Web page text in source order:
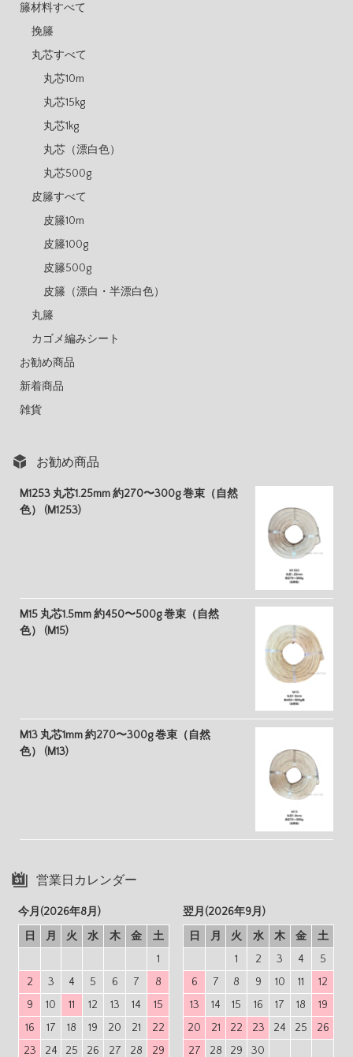
籐材料すべて
挽籐
丸芯すべて
丸芯10m
丸芯15kg
丸芯1kg
丸芯（漂白色）
丸芯500g
皮籐すべて
皮籐10m
皮籐100g
皮籐500g
皮籐（漂白・半漂白色）
丸籐
カゴメ編みシート
お勧め商品
新着商品
雑貨
お勧め商品
M1253 丸芯1.25mm 約270〜300g 巻束（自然
色） (M1253)
M15 丸芯1.5mm 約450〜500g 巻束（自然
色） (M15)
M13 丸芯1mm 約270〜300g 巻束（自然
色） (M13)
営業日カレンダー
今月(2026年8月)
日
月 火 水 木 金
土
1
2
3 4 5 6 7
8
9
10 11 12 13 14
15
16
17 18 19 20 21
22
23
24 25 26 27 28 29
翌月(2026年9月)
日
月 火 水 木 金
土
1
2 3 4
5
6
7 8 9 10 11
12
13
14 15 16 17 18
19
20
21 22 23 24 25
26
27
28 29 30